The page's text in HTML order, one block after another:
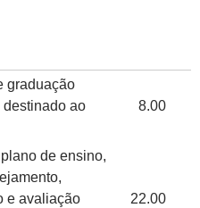
graduação
ao
8.00
de ensino,
e avaliação
22.00